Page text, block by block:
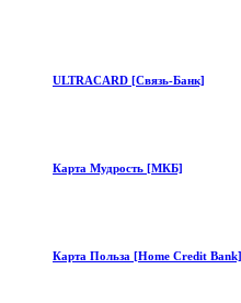
ULTRACARD [Связь-Банк]
Карта Мудрость [МКБ]
Карта Польза [Home Credit Bank]